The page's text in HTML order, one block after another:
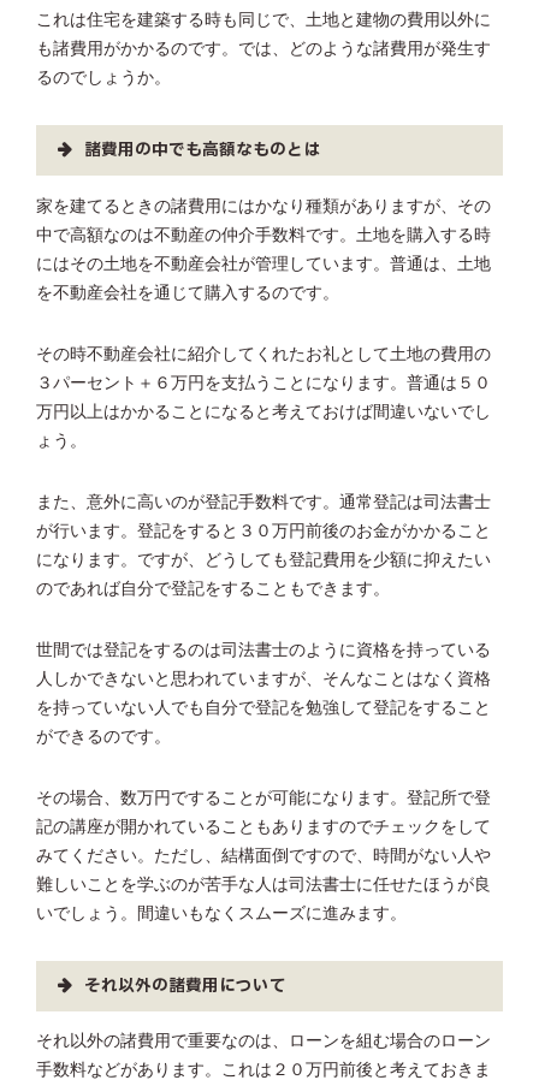
これは住宅を建築する時も同じで、土地と建物の費用以外に
も諸費用がかかるのです。では、どのような諸費用が発生す
るのでしょうか。
諸費用の中でも高額なものとは
家を建てるときの諸費用にはかなり種類がありますが、その
中で高額なのは不動産の仲介手数料です。土地を購入する時
にはその土地を不動産会社が管理しています。普通は、土地
を不動産会社を通じて購入するのです。
その時不動産会社に紹介してくれたお礼として土地の費用の
３パーセント＋６万円を支払うことになります。普通は５０
万円以上はかかることになると考えておけば間違いないでし
ょう。
また、意外に高いのが登記手数料です。通常登記は司法書士
が行います。登記をすると３０万円前後のお金がかかること
になります。ですが、どうしても登記費用を少額に抑えたい
のであれば自分で登記をすることもできます。
世間では登記をするのは司法書士のように資格を持っている
人しかできないと思われていますが、そんなことはなく資格
を持っていない人でも自分で登記を勉強して登記をすること
ができるのです。
その場合、数万円ですることが可能になります。登記所で登
記の講座が開かれていることもありますのでチェックをして
みてください。ただし、結構面倒ですので、時間がない人や
難しいことを学ぶのが苦手な人は司法書士に任せたほうが良
いでしょう。間違いもなくスムーズに進みます。
それ以外の諸費用について
それ以外の諸費用で重要なのは、ローンを組む場合のローン
手数料などがあります。これは２０万円前後と考えておきま